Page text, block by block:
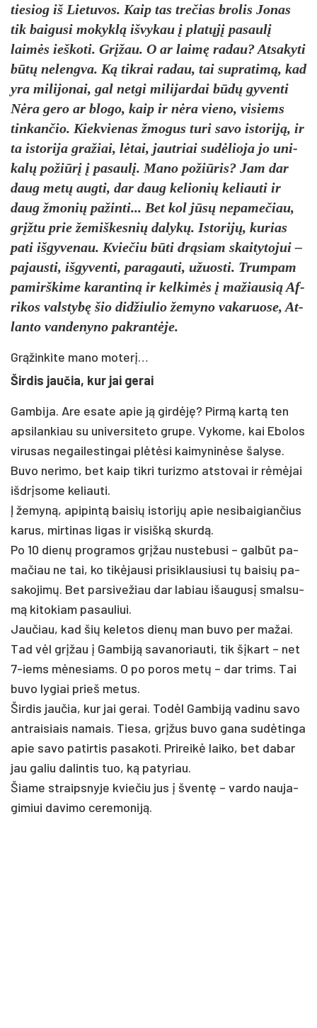
tie­siog iš Lie­tu­vos. Kaip tas tre­čias bro­lis Jo­nas
tik bai­gu­si mo­kyklą iš­vy­kau į platųjį pa­saulį
laimės ieš­ko­ti. Grįžau. O ar laimę ra­dau? At­sa­ky­ti
būtų ne­leng­va. Ką tik­rai ra­dau, tai su­pra­timą, kad
yra mi­li­jo­nai, gal ne­tgi mi­li­jar­dai būdų gy­ven­ti
Nėra ge­ro ar blo­go, kaip ir nėra vie­no, vi­siems
tin­kan­čio. Kiek­vie­nas žmo­gus tu­ri sa­vo is­to­riją, ir
ta is­to­ri­ja gra­žiai, lėtai, jaut­riai su­dėlio­ja jo uni­
kalų po­žiūrį į pa­saulį. Ma­no po­žiū­ris? Jam dar
daug metų aug­ti, dar daug ke­lio­nių ke­liau­ti ir
daug žmo­nių pažinti... Bet kol jūsų ne­pa­me­čiau,
grįžtu prie že­miš­kes­nių da­lykų. Is­to­rijų, ku­rias
pa­ti iš­gy­ve­nau. Kvie­čiu būti drąsiam skai­ty­to­jui –
pa­jaus­ti, iš­gy­ven­ti, pa­ra­gau­ti, užuos­ti. Trum­pam
pa­mirš­ki­me ka­ran­tiną ir kel­kimės į ma­žiau­sią Af­
ri­kos vals­tybę šio did­žiu­lio že­my­no va­ka­ruo­se, At­
lan­to van­de­ny­no pa­krantė­je.
Grąžinkite mano moterį…
Šir­dis jau­čia, kur jai ge­rai
Gam­bi­ja. Are esa­te apie ją girdėję? Pirmą kartą ten
ap­si­lan­kiau su uni­ver­si­te­to gru­pe. Vy­ko­me, kai Ebo­los
vi­ru­sas ne­gai­les­tin­gai plėtėsi kai­my­ninė­se ša­ly­se.
Bu­vo ne­ri­mo, bet kaip tik­ri tu­riz­mo at­sto­vai ir rėmėjai
išdrį­so­me ke­liau­ti.
Į že­myną, api­pintą bai­sių is­to­rijų apie ne­si­bai­gian­čius
ka­rus, mir­ti­nas li­gas ir vi­sišką skurdą.
Po 10 dienų pro­gra­mos grįžau nu­ste­bu­si – galbūt pa­
ma­čiau ne tai, ko tikė­jau­si pri­si­klau­siu­si tų bai­sių pa­
sa­ko­jimų. Bet parsivežiau dar la­biau išau­gu­sį smal­su­
mą ki­to­kiam pa­sau­liui.
Jau­čiau, kad šių ke­le­tos dienų man bu­vo per ma­žai.
Tad vėl grįžau į Gam­biją sa­va­no­riau­ti, tik šįkart – net
7-iems mėne­siams. O po po­ros metų – dar trims. Tai
bu­vo ly­giai prie­š me­tus.
Šir­dis jau­čia, kur jai ge­rai. Todėl Gam­biją va­di­nu sa­vo
ant­rai­siais na­mais. Tie­sa, grįžus bu­vo ga­na su­dėtin­ga
apie sa­vo pa­tir­tis pa­sa­ko­ti. Pri­reikė lai­ko, bet da­bar
jau ga­liu da­lin­tis tuo, ką pa­ty­riau.
Šia­me straips­ny­je kvie­čiu jus į šventę – var­do nau­ja­
gi­miui da­vi­mo ce­re­mo­niją.